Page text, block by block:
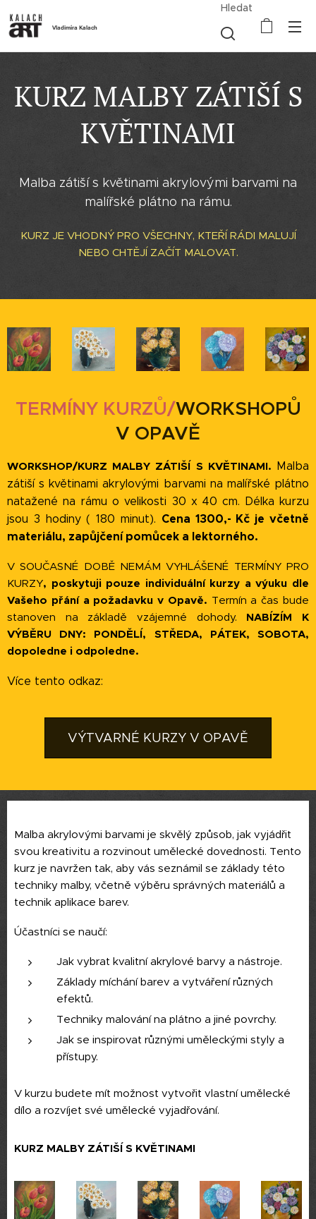
Vladimíra Kalach
Hledat
KURZ MALBY ZÁTIŠÍ S
KVĚTINAMI
Malba zátiší s květinami akrylovými barvami na
malířské plátno na rámu.
KURZ JE VHODNÝ PRO VŠECHNY, KTEŘÍ RÁDI MALUJÍ
NEBO CHTĚJÍ ZAČÍT MALOVAT.
TERMÍNY KURZŮ/WORKSHOPŮ
V OPAVĚ
WORKSHOP/KURZ MALBY ZÁTIŠÍ S KVĚTINAMI. Malba
zátiší s květinami akrylovými barvami na malířské plátno
natažené na rámu o velikosti 30 x 40 cm. Délka kurzu
jsou 3 hodiny ( 180 minut). Cena 1300,- Kč je včetně
materiálu, zapůjčení pomůcek a lektorného.
V SOUČASNÉ DOBĚ NEMÁM VYHLÁŠENÉ TERMÍNY PRO
KURZY, poskytuji pouze individuální kurzy a výuku dle
Vašeho přání a požadavku v Opavě. Termín a čas bude
stanoven na základě vzájemné dohody. NABÍZÍM K
VÝBĚRU DNY: PONDĚLÍ, STŘEDA, PÁTEK, SOBOTA,
dopoledne i odpoledne.
Více tento odkaz:
VÝTVARNÉ KURZY V OPAVĚ
Malba akrylovými barvami je skvělý způsob, jak vyjádřit
svou kreativitu a rozvinout umělecké dovednosti. Tento
kurz je navržen tak, aby vás seznámil se základy této
techniky malby, včetně výběru správných materiálů a
technik aplikace barev.
Účastníci se naučí:
Jak vybrat kvalitní akrylové barvy a nástroje.
Základy míchání barev a vytváření různých
efektů.
Techniky malování na plátno a jiné povrchy.
Jak se inspirovat různými uměleckými styly a
přístupy.
V kurzu budete mít možnost vytvořit vlastní umělecké
dílo a rozvíjet své umělecké vyjadřování.
KURZ MALBY ZÁTIŠÍ S KVĚTINAMI